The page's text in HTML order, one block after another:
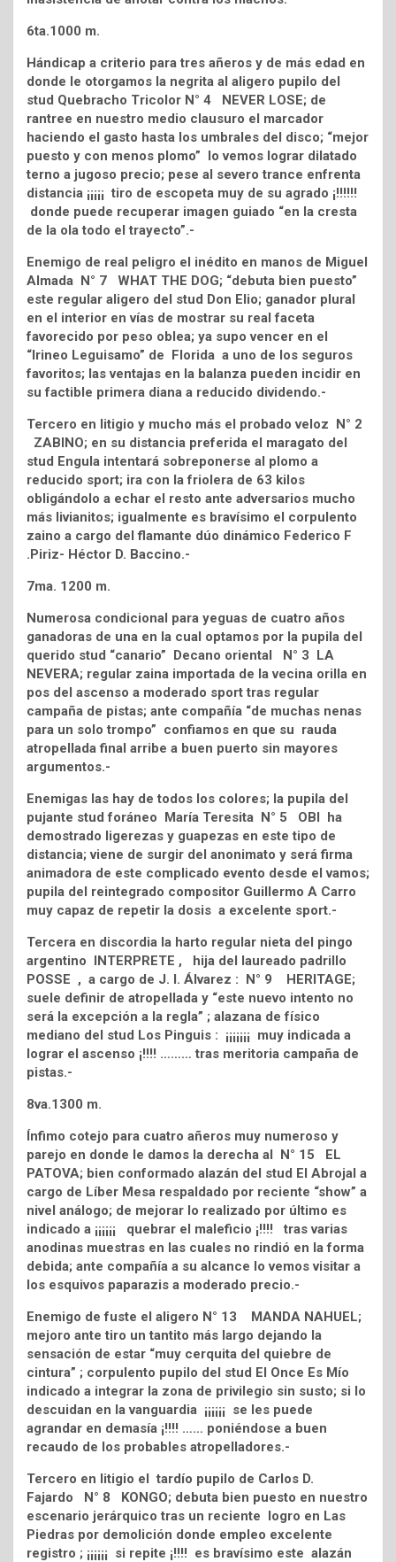
6ta.1000 m.
Hándicap a criterio para tres añeros y de más edad en
donde le otorgamos la negrita al aligero pupilo del
stud Quebracho Tricolor N° 4 NEVER LOSE; de
rantree en nuestro medio clausuro el marcador
haciendo el gasto hasta los umbrales del disco; “mejor
puesto y con menos plomo” lo vemos lograr dilatado
terno a jugoso precio; pese al severo trance enfrenta
distancia ¡¡¡¡¡ tiro de escopeta muy de su agrado ¡!!!!!!
donde puede recuperar imagen guiado “en la cresta
de la ola todo el trayecto”.-
Enemigo de real peligro el inédito en manos de Miguel
Almada N° 7 WHAT THE DOG; “debuta bien puesto”
este regular aligero del stud Don Elio; ganador plural
en el interior en vías de mostrar su real faceta
favorecido por peso oblea; ya supo vencer en el
“Irineo Leguisamo” de Florida a uno de los seguros
favoritos; las ventajas en la balanza pueden incidir en
su factible primera diana a reducido dividendo.-
Tercero en litigio y mucho más el probado veloz N° 2
ZABINO; en su distancia preferida el maragato del
stud Engula intentará sobreponerse al plomo a
reducido sport; ira con la friolera de 63 kilos
obligándolo a echar el resto ante adversarios mucho
más livianitos; igualmente es bravísimo el corpulento
zaino a cargo del flamante dúo dinámico Federico F
.Piriz- Héctor D. Baccino.-
7ma. 1200 m.
Numerosa condicional para yeguas de cuatro años
ganadoras de una en la cual optamos por la pupila del
querido stud “canario” Decano oriental N° 3 LA
NEVERA; regular zaina importada de la vecina orilla en
pos del ascenso a moderado sport tras regular
campaña de pistas; ante compañía “de muchas nenas
para un solo trompo” confiamos en que su rauda
atropellada final arribe a buen puerto sin mayores
argumentos.-
Enemigas las hay de todos los colores; la pupila del
pujante stud foráneo María Teresita N° 5 OBI ha
demostrado ligerezas y guapezas en este tipo de
distancia; viene de surgir del anonimato y será firma
animadora de este complicado evento desde el vamos;
pupila del reintegrado compositor Guillermo A Carro
muy capaz de repetir la dosis a excelente sport.-
Tercera en discordia la harto regular nieta del pingo
argentino INTERPRETE , hija del laureado padrillo
POSSE , a cargo de J. I. Álvarez : N° 9 HERITAGE;
suele definir de atropellada y “este nuevo intento no
será la excepción a la regla” ; alazana de físico
mediano del stud Los Pinguis : ¡¡¡¡¡¡¡ muy indicada a
lograr el ascenso ¡!!!! ……… tras meritoria campaña de
pistas.-
8va.1300 m.
Ínfimo cotejo para cuatro añeros muy numeroso y
parejo en donde le damos la derecha al N° 15 EL
PATOVA; bien conformado alazán del stud El Abrojal a
cargo de Líber Mesa respaldado por reciente “show” a
nivel análogo; de mejorar lo realizado por último es
indicado a ¡¡¡¡¡¡ quebrar el maleficio ¡!!!! tras varias
anodinas muestras en las cuales no rindió en la forma
debida; ante compañía a su alcance lo vemos visitar a
los esquivos paparazis a moderado precio.-
Enemigo de fuste el aligero N° 13 MANDA NAHUEL;
mejoro ante tiro un tantito más largo dejando la
sensación de estar “muy cerquita del quiebre de
cintura” ; corpulento pupilo del stud El Once Es Mío
indicado a integrar la zona de privilegio sin susto; si lo
descuidan en la vanguardia ¡¡¡¡¡¡ se les puede
agrandar en demasía ¡!!!! …… poniéndose a buen
recaudo de los probables atropelladores.-
Tercero en litigio el tardío pupilo de Carlos D.
Fajardo N° 8 KONGO; debuta bien puesto en nuestro
escenario jerárquico tras un reciente logro en Las
Piedras por demolición donde empleo excelente
registro ; ¡¡¡¡¡¡ si repite ¡!!!! es bravísimo este alazán